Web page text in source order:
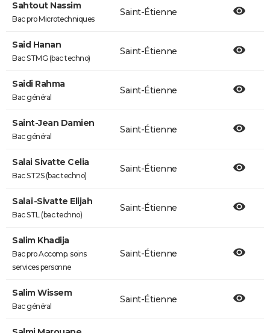
Sahtout Nassim
Bac pro Microtechniques
Saint-Étienne
Said Hanan
Bac STMG (bac techno)
Saint-Étienne
Saidi Rahma
Bac général
Saint-Étienne
Saint-Jean Damien
Bac général
Saint-Étienne
Salai Sivatte Celia
Bac ST2S (bac techno)
Saint-Étienne
Salaï-Sivatte Elijah
Bac STL (bac techno)
Saint-Étienne
Salim Khadija
Bac pro Accomp. soins
services personne
Saint-Étienne
Salim Wissem
Bac général
Saint-Étienne